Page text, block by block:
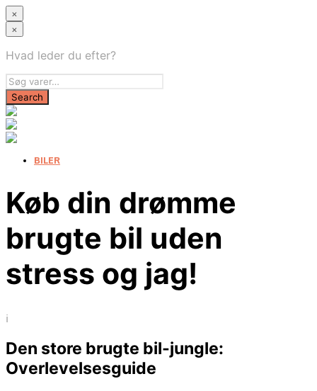
×
×
Hvad leder du efter?
BILER
Køb din drømme
brugte bil uden
stress og jag!
i
Den store brugte bil-jungle:
Overlevelsesguide